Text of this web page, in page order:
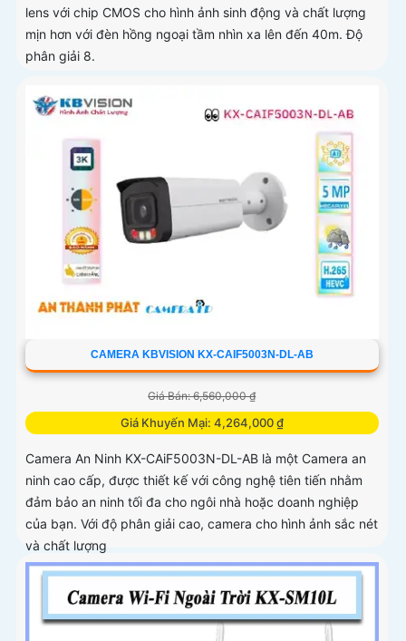
lens với chip CMOS cho hình ảnh sinh động và chất lượng
mịn hơn với đèn hồng ngoại tầm nhìn xa lên đến 40m. Độ
phân giải 8.
CAMERA KBVISION KX-CAIF5003N-DL-AB
Giá Bán: 6,560,000 ₫
Giá Khuyến Mại: 4,264,000 ₫
Camera An Ninh KX-CAiF5003N-DL-AB là một Camera an
ninh cao cấp, được thiết kế với công nghệ tiên tiến nhằm
đảm bảo an ninh tối đa cho ngôi nhà hoặc doanh nghiệp
của bạn. Với độ phân giải cao, camera cho hình ảnh sắc nét
và chất lượng